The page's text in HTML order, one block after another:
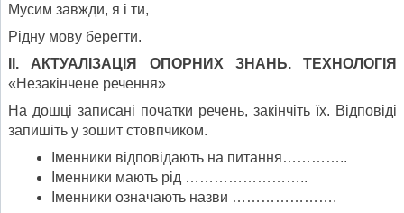
Мусим завжди, я і ти,
Рідну мову берегти.
ІІ. АКТУАЛІЗАЦІЯ ОПОРНИХ ЗНАНЬ. ТЕХНОЛОГІЯ
«Незакінчене речення»
На дошці записані початки речень, закінчіть їх. Відповіді
запишіть у зошит стовпчиком.
Іменники відповідають на питання…………..
Іменники мають рід ……………………..
Іменники означають назви ………………….